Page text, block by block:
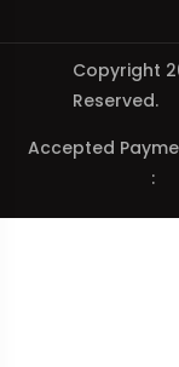
Copyright
Reserved.
Accepted
: